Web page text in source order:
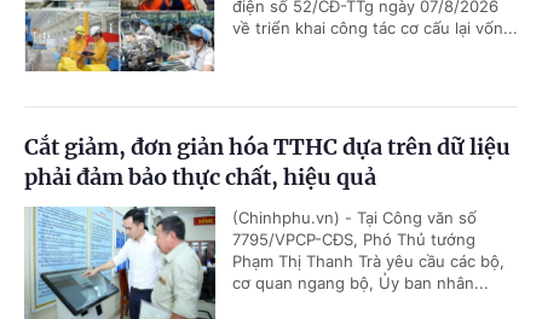
điện số 52/CĐ-TTg ngày 07/8/2026
về triển khai công tác cơ cấu lại vốn...
Cắt giảm, đơn giản hóa TTHC dựa trên dữ liệu
phải đảm bảo thực chất, hiệu quả
(Chinhphu.vn) - Tại Công văn số
7795/VPCP-CĐS, Phó Thủ tướng
Phạm Thị Thanh Trà yêu cầu các bộ,
cơ quan ngang bộ, Ủy ban nhân...